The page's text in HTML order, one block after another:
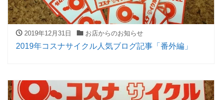
2019年12月31日 お店からのお知らせ
2019年コスナサイクル人気ブログ記事「番外編」